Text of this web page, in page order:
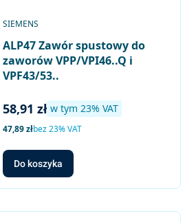
ALP47 Zawór spustowy do
zaworów VPP/VPI46..Q i
VPF43/53..
PRODUCENT
SIEMENS
Cena brutto
58,91 zł w tym %s VAT
w tym 23% VAT
Cena netto
47,89 złbez 23% VAT
Do koszyka